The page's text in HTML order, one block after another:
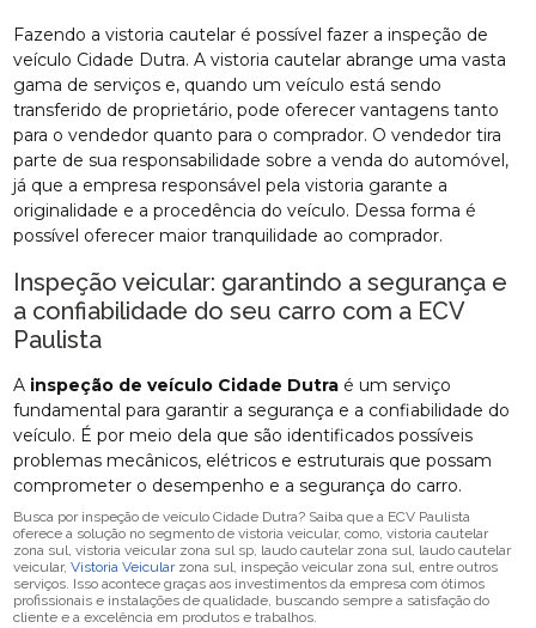
Fazendo a vistoria cautelar é possível fazer a inspeção de
veículo Cidade Dutra. A vistoria cautelar abrange uma vasta
gama de serviços e, quando um veículo está sendo
transferido de proprietário, pode oferecer vantagens tanto
para o vendedor quanto para o comprador. O vendedor tira
parte de sua responsabilidade sobre a venda do automóvel,
já que a empresa responsável pela vistoria garante a
originalidade e a procedência do veículo. Dessa forma é
possível oferecer maior tranquilidade ao comprador.
Inspeção veicular: garantindo a segurança e
a confiabilidade do seu carro com a ECV
Paulista
A inspeção de veículo Cidade Dutra é um serviço
fundamental para garantir a segurança e a confiabilidade do
veículo. É por meio dela que são identificados possíveis
problemas mecânicos, elétricos e estruturais que possam
comprometer o desempenho e a segurança do carro.
Busca por inspeção de veículo Cidade Dutra? Saiba que a ECV Paulista
oferece a solução no segmento de vistoria veicular, como, vistoria cautelar
zona sul, vistoria veicular zona sul sp, laudo cautelar zona sul, laudo cautelar
veicular,Vistoria Veicularzona sul, inspeção veicular zona sul, entre outros
serviços. Isso acontece graças aos investimentos da empresa com ótimos
profissionais e instalações de qualidade, buscando sempre a satisfação do
cliente e a excelência em produtos e trabalhos.